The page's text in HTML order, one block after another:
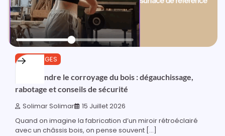
OUTILLAGES
Comprendre le corroyage du bois : dégauchissage,
rabotage et conseils de sécurité
Solimar Solimar 15 Juillet 2026
Quand on imagine la fabrication d’un miroir rétroéclairé
avec un châssis bois, on pense souvent […]